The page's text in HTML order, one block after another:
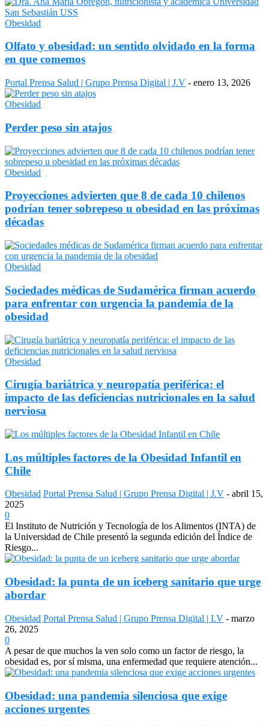
Obesidad
Olfato y obesidad: un sentido olvidado en la forma
en que comemos
Portal Prensa Salud | Grupo Prensa Digital | J.V - enero 13, 2026
Obesidad
Perder peso sin atajos
Obesidad
Proyecciones advierten que 8 de cada 10 chilenos
podrían tener sobrepeso u obesidad en las próximas
décadas
Obesidad
Sociedades médicas de Sudamérica firman acuerdo
para enfrentar con urgencia la pandemia de la
obesidad
Obesidad
Cirugía bariátrica y neuropatía periférica: el
impacto de las deficiencias nutricionales en la salud
nerviosa
Los múltiples factores de la Obesidad Infantil en
Chile
Obesidad Portal Prensa Salud | Grupo Prensa Digital | J.V - abril 15,
2025
0
El Instituto de Nutrición y Tecnología de los Alimentos (INTA) de
la Universidad de Chile presentó la segunda edición del Índice de
Riesgo...
Obesidad: la punta de un iceberg sanitario que urge
abordar
Obesidad Portal Prensa Salud | Grupo Prensa Digital | I.V - marzo
26, 2025
0
A pesar de que muchos la ven solo como un factor de riesgo, la
obesidad es, por sí misma, una enfermedad que requiere atención...
Obesidad: una pandemia silenciosa que exige
acciones urgentes